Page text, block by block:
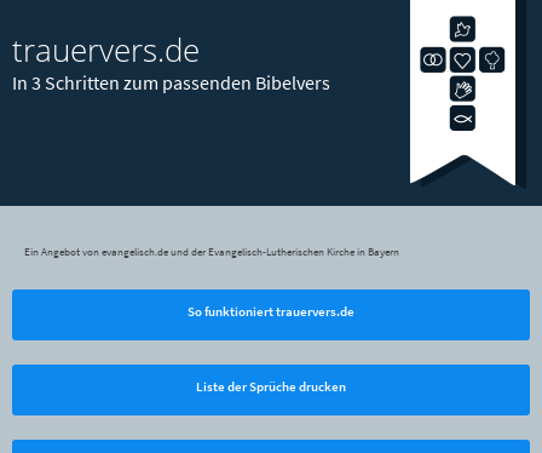
trauervers.de
In 3 Schritten zum passenden Bibelvers
Ein Angebot von evangelisch.de und der Evangelisch-Lutherischen Kirche in Bayern
So funktioniert trauervers.de
Liste der Sprüche drucken